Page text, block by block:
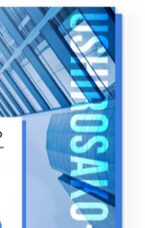
法務局や市町村役
も業務の一環で
の資料や現場状
を目指します。
防止や資産価値
ブル防止策